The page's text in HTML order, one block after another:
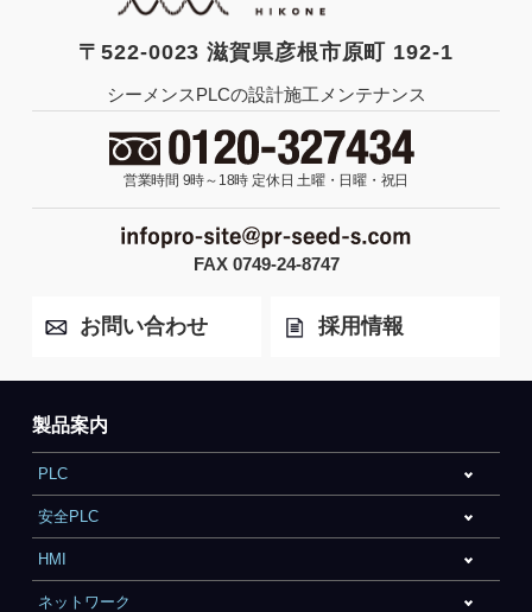
〒522-0023 滋賀県彦根市原町 192-1
シーメンスPLCの設計施工メンテナンス
営業時間 9時～18時 定休日 土曜・日曜・祝日
FAX 0749-24-8747
お問い合わせ 採用情報
製品案内
PLC
安全PLC
HMI
ネットワーク